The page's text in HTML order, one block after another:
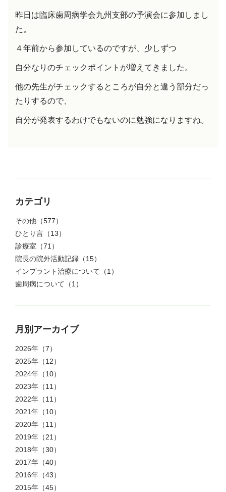
昨日は臨床歯周病学会九州支部の予演会に参加しまし
た。
４年前から参加しているのですが、少しずつ
自分なりのチェックポイントが増えてきました。
他の先生がチェックするところが自分と違う部分だっ
たりするので、
自分が発表するわけでもないのに勉強になりますね。
カテゴリ
その他 （577）
ひとり言 （13）
診療室 （71）
院長の院外活動記録 （15）
インプラント治療について （1）
歯周病について （1）
月別アーカイブ
2026年 （7）
2025年 （12）
2024年 （10）
2023年 （11）
2022年 （11）
2021年 （10）
2020年 （11）
2019年 （21）
2018年 （30）
2017年 （40）
2016年 （43）
2015年 （45）